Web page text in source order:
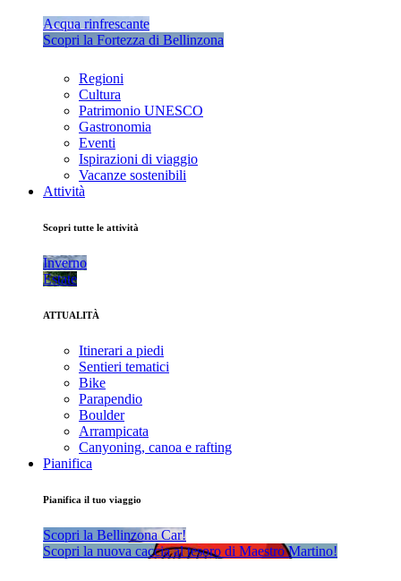
Acqua rinfrescante
Scopri la Fortezza di Bellinzona
Regioni
Cultura
Patrimonio UNESCO
Gastronomia
Eventi
Ispirazioni di viaggio
Vacanze sostenibili
Attività
Scopri tutte le attività
Inverno
Estate
ATTUALITÀ
Itinerari a piedi
Sentieri tematici
Bike
Parapendio
Boulder
Arrampicata
Canyoning, canoa e rafting
Pianifica
Pianifica il tuo viaggio
Scopri la Bellinzona Car!
Scopri la nuova caccia al tesoro di Maestro Martino!